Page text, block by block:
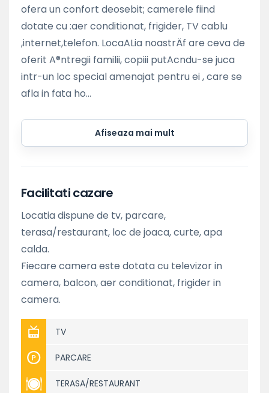
ofera un confort deosebit; camerele fiind
dotate cu :aer conditionat, frigider, TV cablu
,internet,telefon. LocaALia noastrÄf are ceva de
oferit A®ntregii familii, copiii putAcndu-se juca
intr-un loc special amenajat pentru ei , care se
afla in fata ho...
Afiseaza mai mult
Facilitati cazare
Locatia dispune de tv, parcare,
terasa/restaurant, loc de joaca, curte, apa
calda.
Fiecare camera este dotata cu televizor in
camera, balcon, aer conditionat, frigider in
camera.
TV
PARCARE
TERASA/RESTAURANT